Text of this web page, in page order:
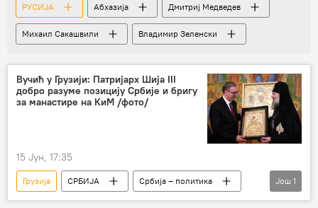
РУСИЈА Абхазија Дмитриј Медведев
Михаил Сакашвили Владимир Зеленски
Вучић у Грузији: Патријарх Шија III
добро разуме позицију Србије и бригу
за манастире на КиМ /фото/
15 Јун, 17:35
Грузија СРБИЈА
Србија – политика
Косово и Метохија (КиМ)
Још 1